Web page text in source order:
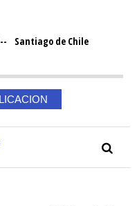
Santiago de Chile